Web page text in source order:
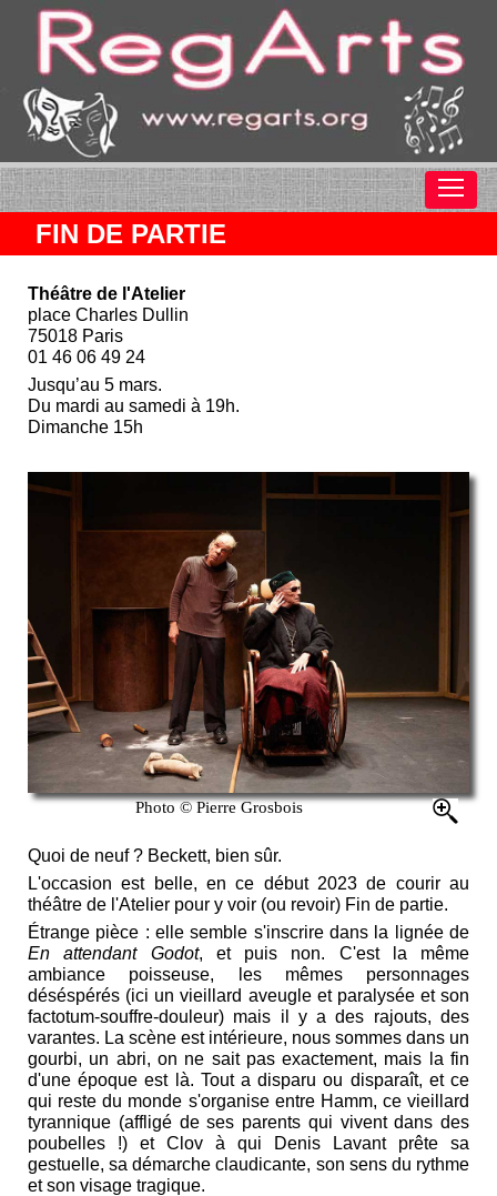
FIN DE PARTIE
Théâtre de l'Atelier
place Charles Dullin
75018 Paris
01 46 06 49 24
Jusqu’au 5 mars.
Du mardi au samedi à 19h.
Dimanche 15h
Photo © Pierre Grosbois
Quoi de neuf ? Beckett, bien sûr.
L'occasion est belle, en ce début 2023 de courir au
théâtre de l'Atelier pour y voir (ou revoir) Fin de partie.
Étrange pièce : elle semble s'inscrire dans la lignée de
En attendant Godot, et puis non. C'est la même
ambiance poisseuse, les mêmes personnages
déséspérés (ici un vieillard aveugle et paralysée et son
factotum-souffre-douleur) mais il y a des rajouts, des
varantes. La scène est intérieure, nous sommes dans un
gourbi, un abri, on ne sait pas exactement, mais la fin
d'une époque est là. Tout a disparu ou disparaît, et ce
qui reste du monde s'organise entre Hamm, ce vieillard
tyrannique (affligé de ses parents qui vivent dans des
poubelles !) et Clov à qui Denis Lavant prête sa
gestuelle, sa démarche claudicante, son sens du rythme
et son visage tragique.